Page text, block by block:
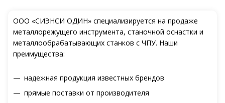
ООО «СИЭНСИ ОДИН» специализируется на продаже
металлорежущего инструмента, станочной оснастки и
металлообрабатывающих станков с ЧПУ. Наши
преимущества:
надежная продукция известных брендов
прямые поставки от производителя